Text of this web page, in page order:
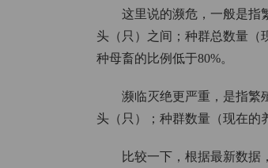
这里说的濒危，一般是指
头（只）之间；种群总数量（
种母畜的比例低于80%。
濒临灭绝更严重，是指繁
头（只）；种群数量（现在的
比较一下，根据最新数据